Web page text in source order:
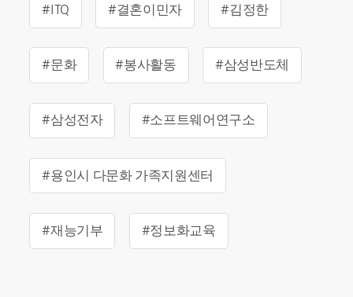
#ITQ #결혼이민자 #김정한
#문화 #봉사활동 #삼성반도체
#삼성전자 #소프트웨어연구소
#용인시 다문화 가족지원센터
#재능기부 #정보화교육